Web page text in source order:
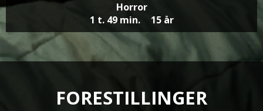
Horror
1 t. 49 min.
15 år
FORESTILLINGER